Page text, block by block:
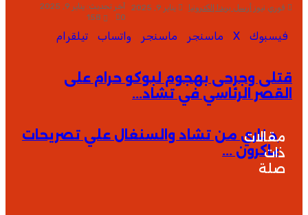
فوري نيوز أرسل بريدا إلكترونيا يناير 9, 2025
آخر تحديث: يناير 9, 2025
158
فيسبوك ‫X ماسنجر ماسنجر واتساب تيلقرام
تشاد...
قتلى وجرحى بهجوم لبوكو حرام على
القصر الرئاسي في تشاد...
رد ناري من تشاد والسنغال علي تصريحات
ماكرون ...
مقالات
ذات
صلة